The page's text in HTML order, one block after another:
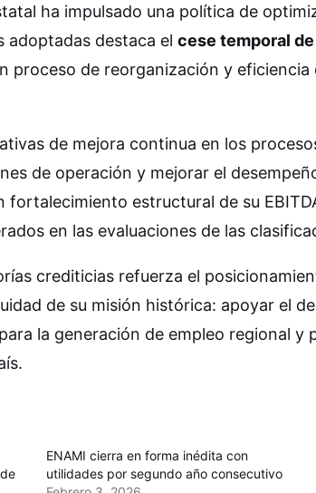
ha impulsado una política de
adoptadas destaca el cese temporal
proceso de reorganización y
de mejora continua en los
de operación y mejorar el
fortalecimiento estructural de su
en las evaluaciones de las
crediticias refuerza el
de su misión histórica: apoyar el
la generación de empleo regional y
ENAMI cierra en forma inédita con
utilidades por segundo año consecutivo